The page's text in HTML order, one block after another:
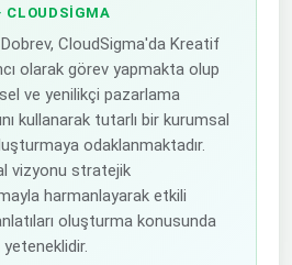
· CLOUDSIGMA
CloudSigma'da Kreatif
olarak görev yapmakta olup
ve yenilikçi pazarlama
kullanarak tutarlı bir kurumsal
odaklanmaktadır.
vizyonu stratejik
harmanlayarak etkili
oluşturma konusunda